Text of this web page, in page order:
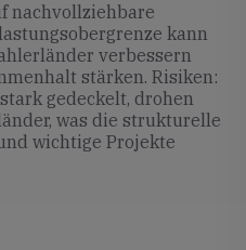
nachvollziehbare
kann
verbessern
stärken. Risiken:
gedeckelt, drohen
was die strukturelle
wichtige Projekte